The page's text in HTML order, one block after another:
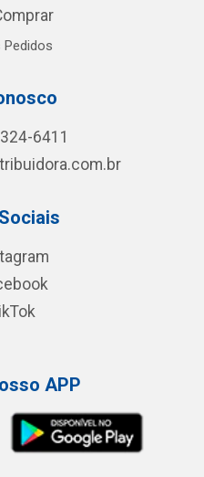
Pedidos
6411
APP